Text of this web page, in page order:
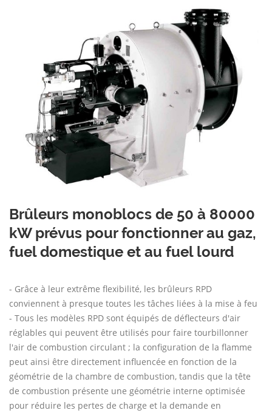
Brûleurs monoblocs de 50 à 80000
kW prévus pour fonctionner au gaz,
fuel domestique et au fuel lourd
- Grâce à leur extrême flexibilité, les brûleurs RPD
conviennent à presque toutes les tâches liées à la mise à feu
- Tous les modèles RPD sont équipés de déflecteurs d'air
réglables qui peuvent être utilisés pour faire tourbillonner
l'air de combustion circulant ; la configuration de la flamme
peut ainsi être directement influencée en fonction de la
géométrie de la chambre de combustion, tandis que la tête
de combustion présente une géométrie interne optimisée
pour réduire les pertes de charge et la demande en